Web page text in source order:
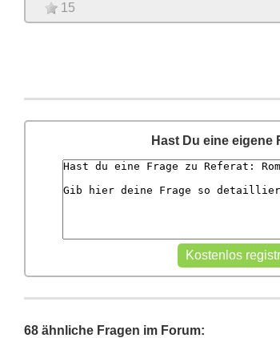
15
Hast Du eine eigene
68 ähnliche Fragen im Forum: